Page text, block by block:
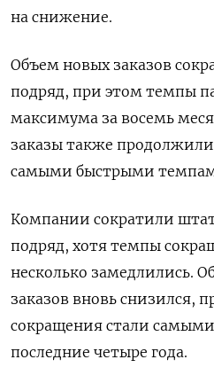
на снижение.
Объем ‌новых заказов
подряд, при этом темпы
максимума за восемь
заказы также
самыми быстрыми
Компании сократили
подряд, хотя ​темпы
несколько замедлились.
заказов вновь снизился,
сокращения стали
последние четыре года.